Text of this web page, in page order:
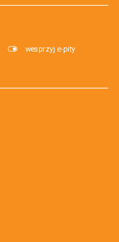
wesprzyj e-pity